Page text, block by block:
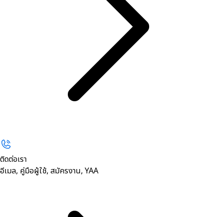
ติดต่อเรา
อีเมล, คู่มือผู้ใช้, สมัครงาน, YAA